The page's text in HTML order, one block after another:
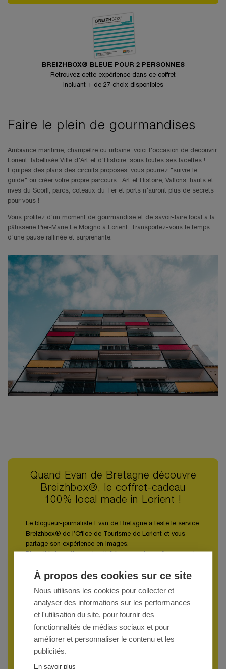
À propos des cookies sur ce site
Nous utilisons les cookies pour collecter et
analyser des informations sur les performances
et l'utilisation du site, pour fournir des
fonctionnalités de médias sociaux et pour
améliorer et personnaliser le contenu et les
publicités.
En savoir plus
BREIZHBOX® BLEUE POUR 2 PERSONNES
Retrouvez cette expérience dans ce coffret
Incluant + de 27 choix disponibles
Faire le plein de gourmandises
Ambiance maritime, champêtre ou urbaine, voici l'occasion de découvrir
Lorient, labellisée Ville d'Art et d'Histoire, sous toutes ses facettes !
Equipés des plans des circuits proposés, vous pourrez "suivre le
guide" ou créer votre propre parcours : Art et Histoire, Vallons, hauts et
rives du Scorff, parcs, coteaux du Ter et ports n'auront plus de secrets
pour vous !
Vous profitez d'un moment de gourmandise et de savoir-faire local à la
pâtisserie Pier-Marie Le Moigno à Lorient. Transportez-vous le temps
d'une pause raffinée et surprenante.
Quand Evan de Bretagne découvre
Breizhbox®, le coffret-cadeau
100% local made in Lorient !
Le blogueur-journaliste Evan de Bretagne a testé le service
Breizhbox® de l’Office de Tourisme de Lorient et vous
partage son expérience en images.
Diversité des séjours et activités proposés, performance du
partenaires Breizhbox® : détendez-vous, on s’occupe de
Le plus dur sera de choisir votre séjour ;)
LORIENT BRETAGNE SUD TOURISME